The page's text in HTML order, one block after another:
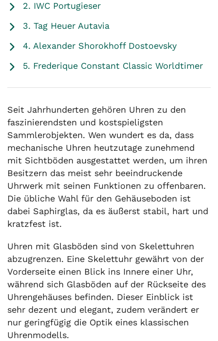
2. IWC Portugieser
3. Tag Heuer Autavia
4. Alexander Shorokhoff Dostoevsky
5. Frederique Constant Classic Worldtimer
Seit Jahrhunderten gehören Uhren zu den
faszinierendsten und kostspieligsten
Sammlerobjekten. Wen wundert es da, dass
mechanische Uhren heutzutage zunehmend
mit Sichtböden ausgestattet werden, um ihren
Besitzern das meist sehr beeindruckende
Uhrwerk mit seinen Funktionen zu offenbaren.
Die übliche Wahl für den Gehäuseboden ist
dabei Saphirglas, da es äußerst stabil, hart und
kratzfest ist.
Uhren mit Glasböden sind von Skelettuhren
abzugrenzen. Eine Skelettuhr gewährt von der
Vorderseite einen Blick ins Innere einer Uhr,
während sich Glasböden auf der Rückseite des
Uhrengehäuses befinden. Dieser Einblick ist
sehr dezent und elegant, zudem verändert er
nur geringfügig die Optik eines klassischen
Uhrenmodells.